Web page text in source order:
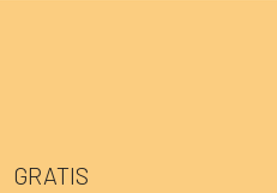
GRATIS